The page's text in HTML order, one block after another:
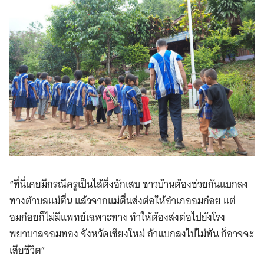
“ที่นี่เคยมีกรณีครูเป็นไส้ติ่งอักเสบ ชาวบ้านต้องช่วยกันแบกลง
ทางตำบลแม่ตื่น แล้วจากแม่ตื่นส่งต่อให้อำเภออมก๋อย แต่
อมก๋อยก็ไม่มีแพทย์เฉพาะทาง ทำให้ต้องส่งต่อไปยังโรง
พยาบาลจอมทอง จังหวัดเชียงใหม่ ถ้าแบกลงไปไม่ทัน ก็อาจจะ
เสียชีวิต”